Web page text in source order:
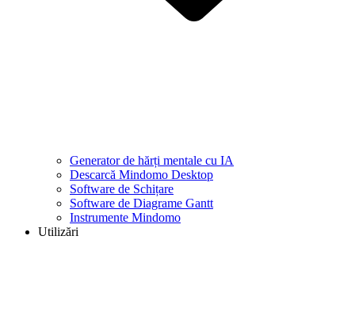
Generator de hărți mentale cu IA
Descarcă Mindomo Desktop
Software de Schițare
Software de Diagrame Gantt
Instrumente Mindomo
Utilizări